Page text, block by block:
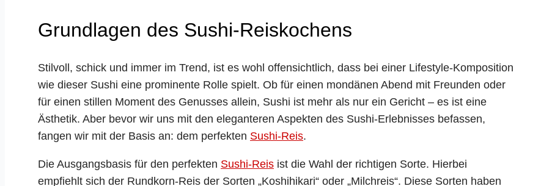
Grundlagen des Sushi-Reiskochens
Stilvoll, schick und immer im Trend, ist es wohl offensichtlich, dass bei einer Lifestyle-Komposition
wie dieser Sushi eine prominente Rolle spielt. Ob für einen mondänen Abend mit Freunden oder
für einen stillen Moment des Genusses allein, Sushi ist mehr als nur ein Gericht – es ist eine
Ästhetik. Aber bevor wir uns mit den eleganteren Aspekten des Sushi-Erlebnisses befassen,
fangen wir mit der Basis an: dem perfekten Sushi-Reis.
Die Ausgangsbasis für den perfekten Sushi-Reis ist die Wahl der richtigen Sorte. Hierbei
empfiehlt sich der Rundkorn-Reis der Sorten „Koshihikari“ oder „Milchreis“. Diese Sorten haben